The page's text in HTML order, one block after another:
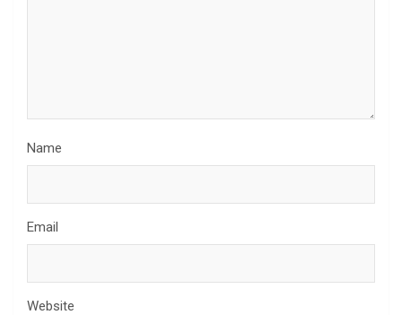
Name
Email
Website